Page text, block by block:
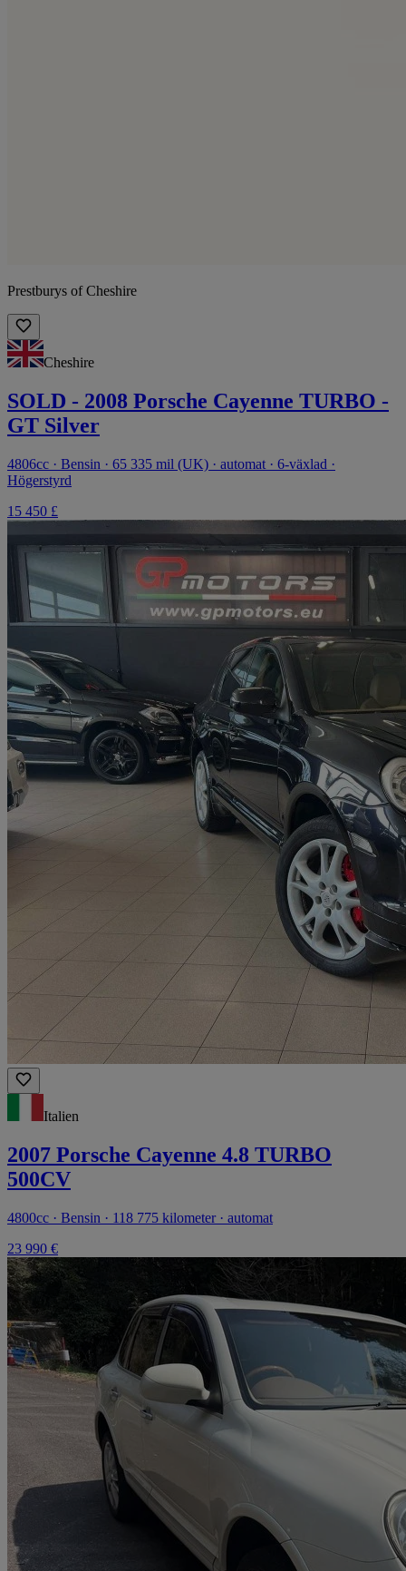
Prestburys of Cheshire
Cheshire
SOLD - 2008 Porsche Cayenne TURBO -
GT Silver
4806cc · Bensin · 65 335 mil (UK) · automat · 6-växlad ·
Högerstyrd
15 450 £
Italien
2007 Porsche Cayenne 4.8 TURBO
500CV
4800cc · Bensin · 118 775 kilometer · automat
23 990 €